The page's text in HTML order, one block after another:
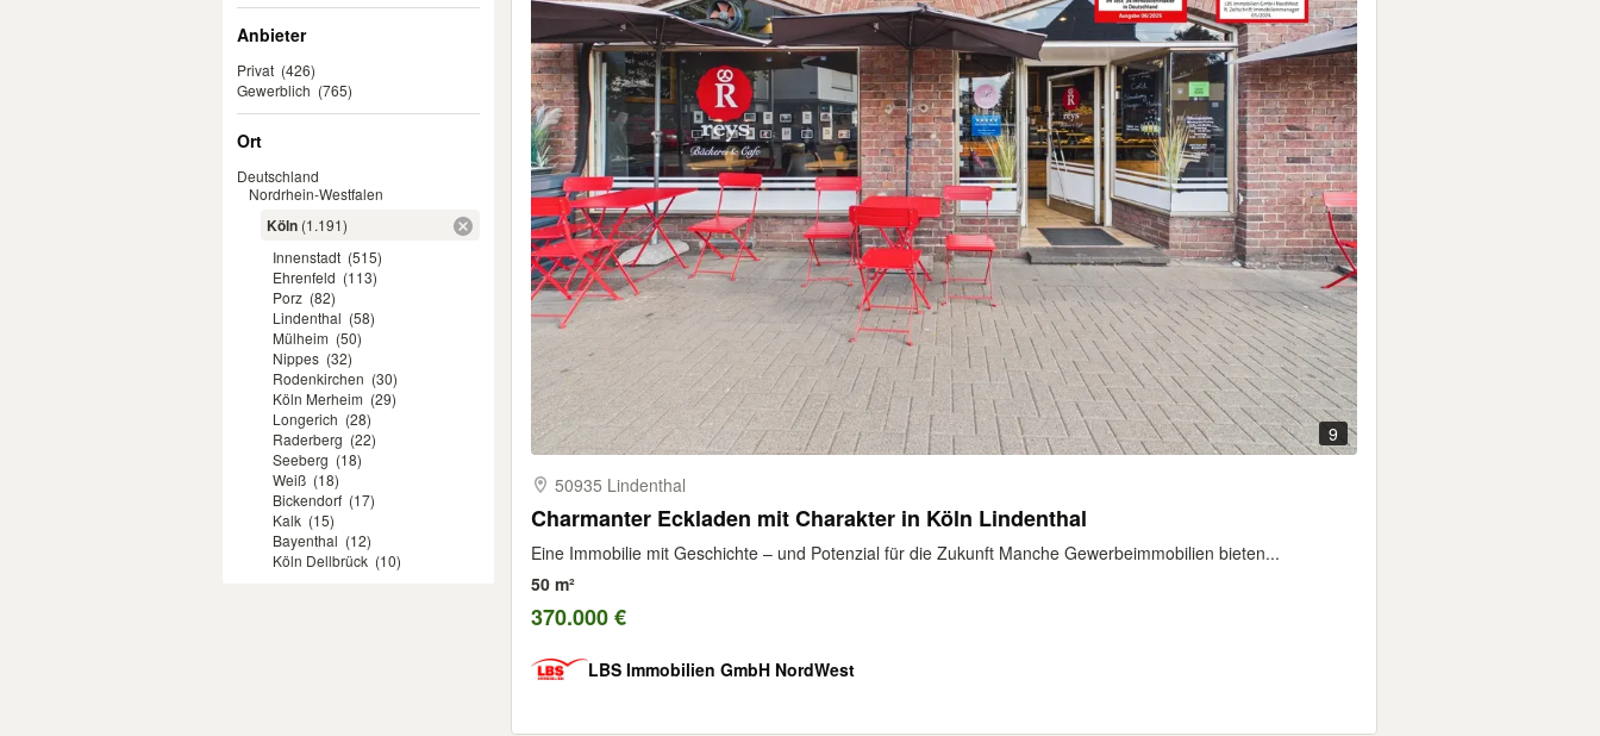
Anbieter
Privat (426)
Gewerblich (765)
Ort
Deutschland
Nordrhein-Westfalen
Köln (1.191)
Innenstadt (515)
Ehrenfeld (113)
Porz (82)
Lindenthal (58)
Mülheim (50)
Nippes (32)
Rodenkirchen (30)
Köln Merheim (29)
Longerich (28)
Raderberg (22)
Seeberg (18)
Weiß (18)
Bickendorf (17)
Kalk (15)
Bayenthal (12)
Köln Dellbrück (10)
9
50935 Lindenthal
Charmanter Eckladen mit Charakter in Köln Lindenthal
Eine Immobilie mit Geschichte – und Potenzial für die Zukunft Manche Gewerbeimmobilien bieten...
50 m²
370.000 €
LBS Immobilien GmbH NordWest